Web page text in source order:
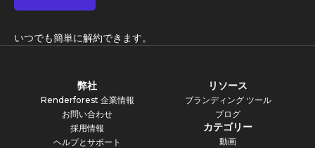
いつでも簡単に解約できます。
弊社
Renderforest 企業情報
お問い合わせ
採用情報
ヘルプとサポート
リソース
ブランディング ツール
ブログ
カテゴリー
動画